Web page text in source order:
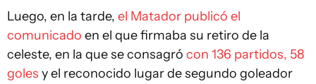
Luego, en la tarde, el Matador publicó el
comunicado en el que firmaba su retiro de la
celeste, en la que se consagró con 136 partidos, 58
goles y el reconocido lugar de segundo goleador